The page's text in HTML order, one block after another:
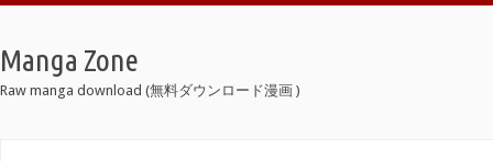
Manga Zone
Raw manga download (無料ダウンロード漫画 )